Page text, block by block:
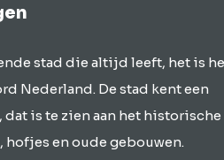
stad die altijd leeft, het is
Nederland. De stad kent een
is te zien aan het historische
en oude gebouwen.